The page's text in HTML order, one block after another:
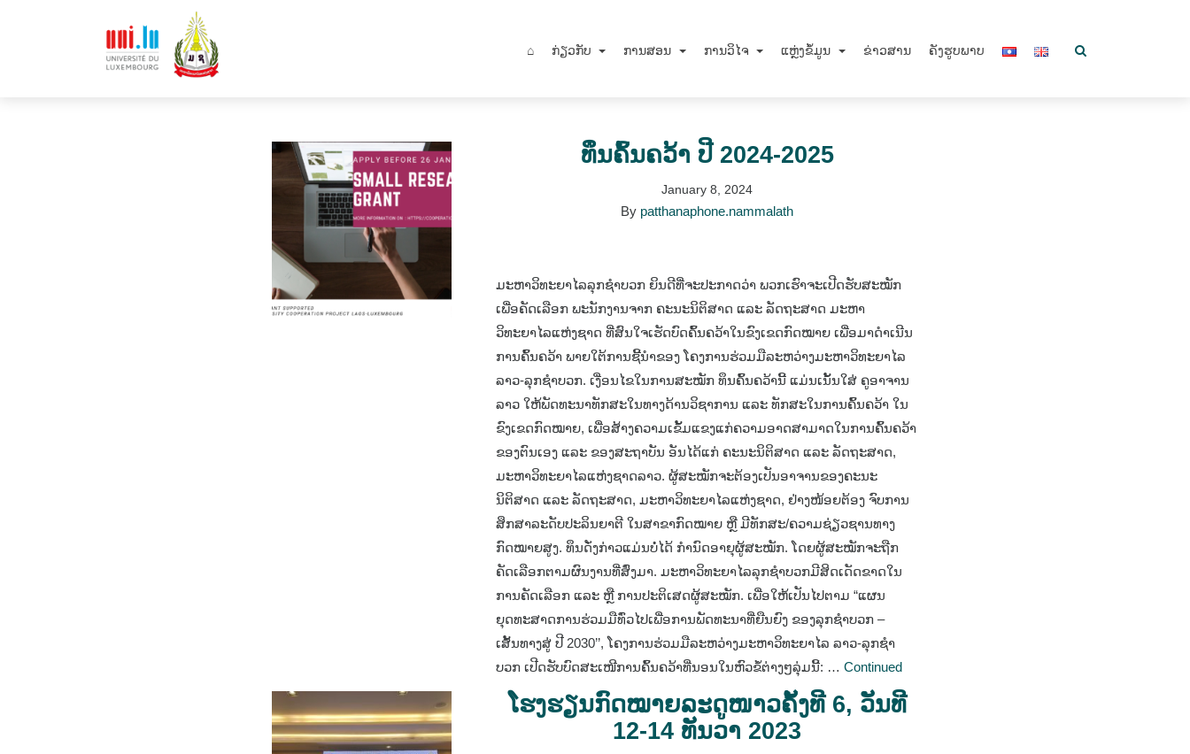
⌂ ກ່ຽວກັບ ການສອນ ການວິໄຈ ແຫຼ່ງຂໍ້ມູນ ຂ່າວສານ ຄັງຮູບພາບ
ທຶນຄົ້ນຄວ້າ ປີ 2024-2025
January 8, 2024
By patthanaphone.nammalath
ມະຫາວິທະຍາໄລລຸກຊຳບວກ ຍິນດີທີ່ຈະປະກາດວ່າ ພວກເຮົາຈະເປີດຮັບສະໝັກ
ເພື່ອຄັດເລືອກ ພະນັກງານຈາກ ຄະນະນິຕິສາດ ແລະ ລັດຖະສາດ ມະຫາ
ວິທະຍາໄລແຫ່ງຊາດ ທີ່ສົນໃຈເຮັດບົດຄົ້ນຄວ້າໃນຂົງເຂດກົດໝາຍ ເພື່ອມາດຳເນີນ
ການຄົ້ນຄວ້າ ພາຍໃຕ້ການຊີ້ນຳຂອງ ໂຄງການຮ່ວມມືລະຫວ່າງມະຫາວິທະຍາໄລ
ລາວ-ລຸກຊຳບວກ. ເງື່ອນໄຂໃນການສະໝັກ ທຶນຄົ້ນຄວ້ານີ້ ແມ່ນເນັ້ນໃສ່ ຄູອາຈານ
ລາວ ໃຫ້ພັດທະນາທັກສະໃນທາງດ້ານວິຊາການ ແລະ ທັກສະໃນການຄົ້ນຄວ້າ ໃນ
ຂົງເຂດກົດໝາຍ, ເພື່ອສ້າງຄວາມເຂັ້ມແຂງແກ່ຄວາມອາດສາມາດໃນການຄົ້ນຄວ້າ
ຂອງຕົນເອງ ແລະ ຂອງສະຖາບັນ ອັນໄດ້ແກ່ ຄະນະນິຕິສາດ ແລະ ລັດຖະສາດ,
ມະຫາວິທະຍາໄລແຫ່ງຊາດລາວ. ຜູ້ສະໝັກຈະຕ້ອງເປັນອາຈານຂອງຄະນະ
ນິຕິສາດ ແລະ ລັດຖະສາດ, ມະຫາວິທະຍາໄລແຫ່ງຊາດ, ຢ່າງໜ້ອຍຕ້ອງ ຈົບການ
ສຶກສາລະດັບປະລິນຍາຕີ ໃນສາຂາກົດໝາຍ ຫຼື ມີທັກສະ/ຄວາມຊ່ຽວຊານທາງ
ກົດໝາຍສູງ. ທຶນດັ່ງກ່າວແມ່ນບໍ່ໄດ້ ກຳນົດອາຍຸຜູ້ສະໝັກ. ໂດຍຜູ້ສະໝັກຈະຖືກ
ຄັດເລືອກຕາມຜົນງານທີ່ສົ່ງມາ. ມະຫາວິທະຍາໄລລຸກຊຳບວກມີສິດເດັດຂາດໃນ
ການຄັດເລືອກ ແລະ ຫຼື ການປະຕິເສດຜູ້ສະໝັກ. ເພື່ອໃຫ້ເປັນໄປຕາມ “ແຜນ
ຍຸດທະສາດການຮ່ວມມືທົ່ວໄປເພື່ອການພັດທະນາທີ່ຍືນຍົງ ຂອງລຸກຊຳບວກ –
ເສັ້ນທາງສູ່ ປີ 2030’’, ໂຄງການຮ່ວມມືລະຫວ່າງມະຫາວິທະຍາໄລ ລາວ-ລຸກຊໍາ
ບວກ ເປີດຮັບບົດສະເໜີການຄົ້ນຄວ້າທີ່ນອນໃນຫົວຂໍ້ຕ່າງໆລຸ່ມນີ້: …Continued
ໂຮງຮຽນກົດໝາຍລະດູໜາວຄັ້ງທີ 6, ວັນທີ
12​​-14 ທັນວາ 2023